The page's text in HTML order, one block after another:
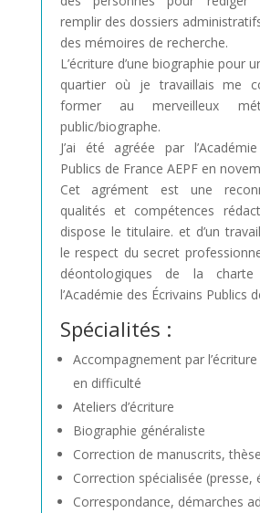
remplir des dossiers
des mémoires de recherche.
L’écriture d’une biographie pour
quartier où je travaillais me
former au merveilleux
public/biographe.
J’ai été agréée par
Publics de France AEPF en
Cet agrément est une
qualités et compétences
dispose le titulaire. et d’un
le respect du secret
déontologiques de la
l’Académie des Écrivains Publics
Spécialités :
Accompagnement par
en difficulté
Ateliers d’écriture
Biographie généraliste
Correction de manuscrits,
Correction spécialisée (presse,
Correspondance, démarches